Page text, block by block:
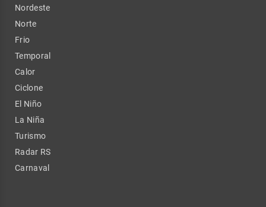
Nordeste
Norte
Frio
Temporal
Calor
Ciclone
El Niño
La Niña
Turismo
Radar RS
Carnaval